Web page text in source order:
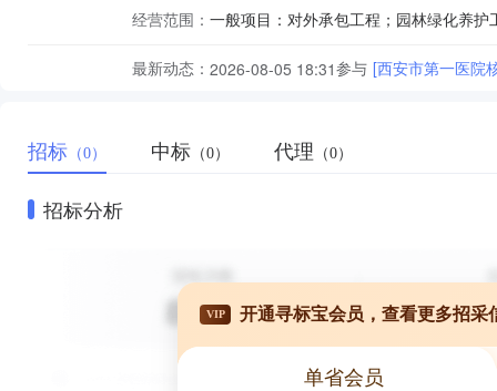
经营范围：
最新动态： 2026-08-05 18:31参与 [西安市第一医院
招标 （0） 中标 （0） 代理 （0）
招标分析
VIP 开通寻标宝会员，查看更多招采
单省会员